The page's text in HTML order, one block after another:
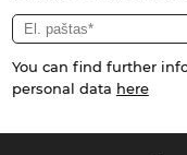
You can find further
personal data here